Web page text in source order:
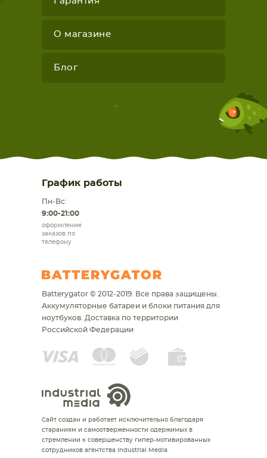
О магазине
Блог
График работы
Пн-Вс:
9:00-21:00
оформление
заказов по
телефону
Batterygator © 2012-2019. Все права защищены.
Аккумуляторные батареи и блоки питания для
ноутбуков. Доставка по территории
Российской Федерации
Сайт создан и работает исключительно благодаря
стараниям и самоотверженности одержимых в
стремлении к совершенству гипер-мотивированных
сотрудников агентства Industrial Media